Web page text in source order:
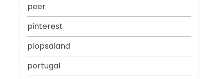
peer
pinterest
plopsaland
portugal